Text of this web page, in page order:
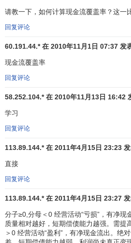
案不可行。
务，公司资金运作有序，不确定性越
资信越高；反之，企业资信差，风险
（四）现金流量对企业盈利水平
现金是一项极为特殊的资产，具
一、流动性最强，可以衡量企业短
力；
二、现金本身
相反由于过高的现金存量会造成企业
这需要理财人员对资金流动性 和收益
不同时期的最佳资金平衡点，有效
请教一下，如何计算现金流覆盖率？这一
回复评论
60.191.44.* 在 2010年11月1日 07:37 发
现金流覆盖率
回复评论
58.252.104.* 在 2010年11月13日 16:42
学习
回复评论
113.89.144.* 在 2011年4月15日 23:23
直接
回复评论
113.89.144.* 在 2011年4月15日 23:27
分子≥0,分母＜0 经营活动“亏损”，有净现
质量相对越好，短期偿债能力越强。需提
＞0 经营活动“盈利”，有净现金流出。绝